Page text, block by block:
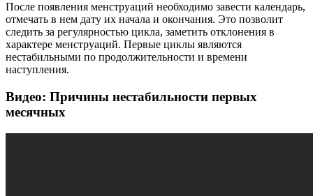
После появления менструаций необходимо завести календарь,
отмечать в нем дату их начала и окончания. Это позволит
следить за регулярностью цикла, заметить отклонения в
характере менструаций. Первые циклы являются
нестабильными по продолжительности и времени
наступления.
Видео: Причины нестабильности первых
месячных